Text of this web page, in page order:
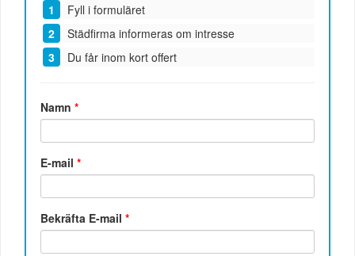
Fyll i formuläret
Städfirma informeras om intresse
Du får inom kort offert
Namn*
E-mail*
Bekräfta E-mail*